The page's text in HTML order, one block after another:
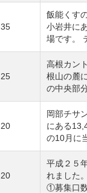
35
飯能くす
小岩井に
場です。
25
高根カン
根山の麓
の中央部
20
岡部チサ
にある
の10月に
20
平成２５
れました
①募集口